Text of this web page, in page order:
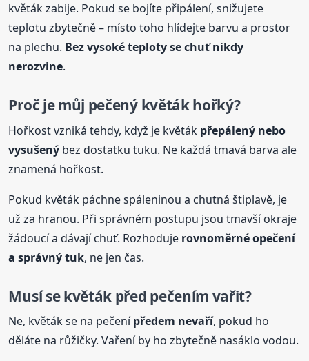
květák zabije. Pokud se bojíte připálení, snižujete
teplotu zbytečně – místo toho hlídejte barvu a prostor
na plechu. Bez vysoké teploty se chuť nikdy
nerozvine.
Proč je můj pečenýkvěták hořký?
Hořkost vzniká tehdy, když je květák přepálený nebo
vysušený bez dostatku tuku. Ne každá tmavá barva ale
znamená hořkost.
Pokud květák páchne spáleninou a chutná štiplavě, je
už za hranou. Při správném postupu jsou tmavší okraje
žádoucí a dávají chuť. Rozhoduje rovnoměrné opečení
a správný tuk, ne jen čas.
Musí se květák před pečením vařit?
Ne, květák se na pečenípředem nevaří, pokud ho
děláte na růžičky. Vaření by ho zbytečně nasáklo vodou.